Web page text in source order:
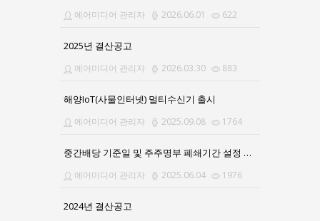
에어미디어 관리자 2026.06.01 622
2025년 결산공고
에어미디어 관리자 2026.03.30 883
해양IoT(사물인터넷) 멀티수신기 출시
에어미디어 관리자 2025.09.08 1764
중간배당 기준일 및 주주명부 폐쇄기간 설정 공고문
에어미디어 관리자 2025.06.04 1976
2024년 결산공고